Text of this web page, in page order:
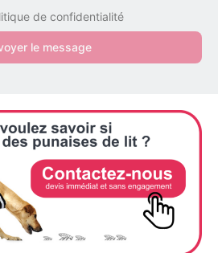
de confidentialité
le message